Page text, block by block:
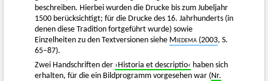
beschreiben. Hierbei wurden die Drucke bis zum Jubeljahr
1500 berücksichtigt; für die Drucke des 16. Jahrhunderts (in
denen diese Tradition fortgeführt wurde) sowie
Einzelheiten zu den Textversionen siehe Miedema (2003, S.
65–87).
Zwei Handschriften der ›Historia et descriptio‹ haben sich
erhalten, für die ein Bildprogramm vorgesehen war ( Nr.